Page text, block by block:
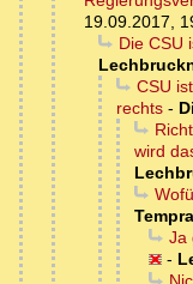
19.09.2017,
Die CSU
CSU
rechts -
wird
Ja
-